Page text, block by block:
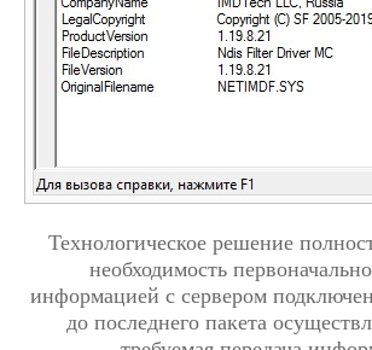
Технологическое решение
необходимость
информацией с сервером
до последнего пакета